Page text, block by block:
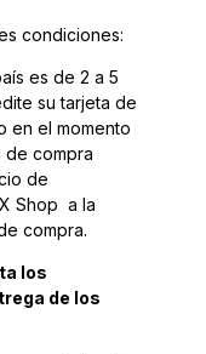
condiciones:
es de 2 a 5
su tarjeta de
en el momento
de compra
de
Shop a la
compra.
los
de los